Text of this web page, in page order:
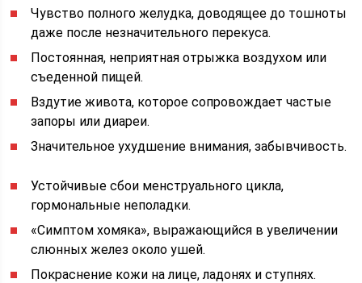
Чувство полного желудка, доводящее до тошноты
даже после незначительного перекуса.
Постоянная, неприятная отрыжка воздухом или
съеденной пищей.
Вздутие живота, которое сопровождает частые
запоры или диареи.
Значительное ухудшение внимания, забывчивость.
Устойчивые сбои менструального цикла,
гормональные неполадки.
«Симптом хомяка», выражающийся в увеличении
слюнных желез около ушей.
Покраснение кожи на лице, ладонях и ступнях.